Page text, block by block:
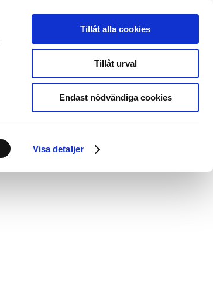
Visa detaljer
Tillåt alla cookies
Tillåt urval
Endast nödvändiga cookies